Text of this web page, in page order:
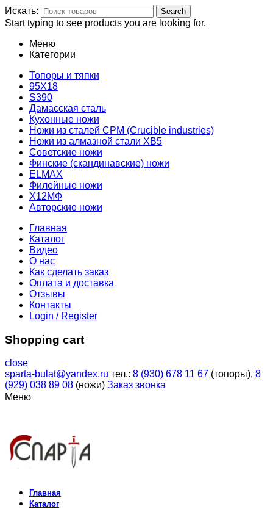
Искать: Search
Start typing to see products you are looking for.
Меню
Категории
Топоры и тяпки
95Х18
S390
Дамасская сталь
Кухонные ножи
Ножи из сталей CPM (Crucible industries)
Ножи из алмазной стали ХВ5
Советские ножи
Финские (скандинавские) ножи
ELMAX
Филейные ножи
Х12МФ
Авторские ножи
Главная
Каталог
Видео
О нас
Как сделать заказ
Оплата и доставка
Отзывы
Контакты
Login / Register
Shopping cart
close
sparta-bulat@yandex.ru тел.: 8 (930) 678 11 67 (топоры), 8
(929) 038 89 08 (ножи) Заказ звонка
Меню
Главная
Каталог